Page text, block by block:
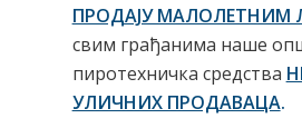
ПРОДАЈУ МАЛОЛЕТНИМ
свим грађанима наше
пиротехничка средства
УЛИЧНИХ ПРОДАВАЦА.